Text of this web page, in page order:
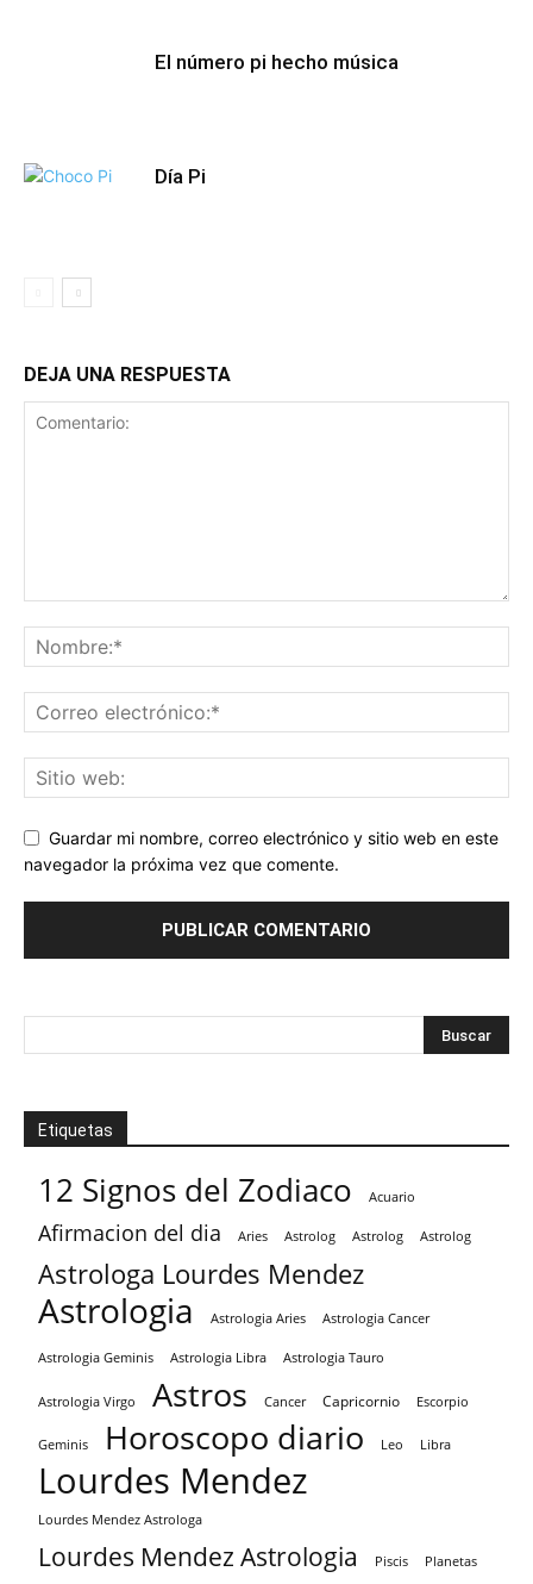
El número pi hecho música
Día Pi
DEJA UNA RESPUESTA
Guardar mi nombre, correo electrónico y sitio web en este
navegador la próxima vez que comente.
Etiquetas
12 Signos del Zodiaco Acuario
Afirmacion del dia Aries Astrolog Astrolog Astrolog
Astrologa Lourdes Mendez
Astrologia Astrologia Aries Astrologia Cancer
Astrologia Geminis Astrologia Libra Astrologia Tauro
Astrologia Virgo Astros Cancer Capricornio Escorpio
Geminis Horoscopo diario Leo Libra
Lourdes Mendez
Lourdes Mendez Astrologa
Lourdes Mendez Astrologia Piscis Planetas